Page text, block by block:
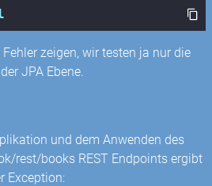
zeigen, wir testen ja nur die
JPA Ebene.
und dem Anwenden des
rest/books REST Endpoints ergibt
Exception: